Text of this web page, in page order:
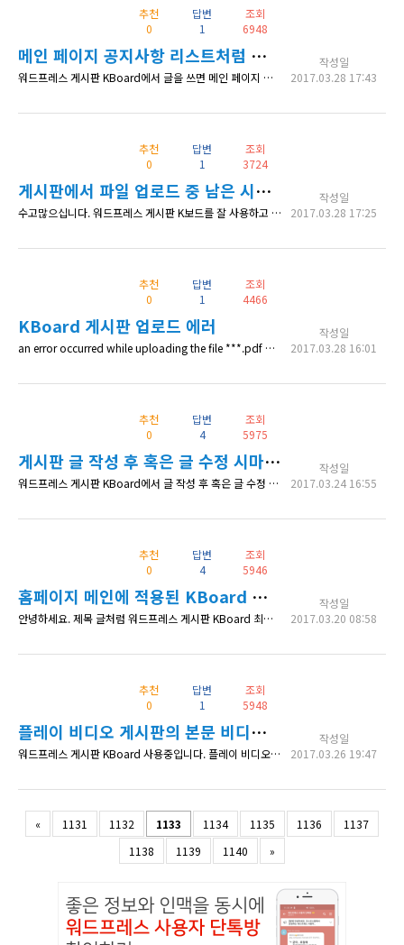
추천
0
답변
1
조회
6948
메인 페이지 공지사항 리스트처럼 보이게 할 수 있는 방법 알려주세요
워드프레스 게시판 KBoard에서 글을 쓰면 메인 페이지 보면 새소식, 뉴스 등으로 해서 -------------------------------- 17-02-28 뉴스소식 1.... 17-02-01 새로운제품 소식... 17-01-20 새로운제품 소식 2... -------------------------------- 으로 보일 수 있게 하려고 하는데요... 메인화면에 보일 수 있나요?ㅠㅠ 도움 부탁드리겠습니다
작성일
2017.03.28 17:43
추천
0
답변
1
조회
3724
게시판에서 파일 업로드 중 남은 시간 구현
수고많으십니다. 워드프레스 게시판 K보드를 잘 사용하고 있습니다. PC와 모바일에서 회원이 파일 업로드가 많은 편인데, 파일 업로드할 때 '남은 시간' 이런 것을 구현할 수 없을까요? 그래프나 그런 복잡한 것이 아니라, 그냥 단순하게 업로드 완료까지 몇 초 남았다. 이 정도만 나와도 될 것 같습니다. 감사합니다. 앞으로도 잘 사용하겠습니다.
작성일
2017.03.28 17:25
추천
0
답변
1
조회
4466
KBoard 게시판 업로드 에러
an error occurred while uploading the file ***.pdf 라는 문구로 에러가 발생하면서 파일업로드가 되지 않습니다. 첨부파일 사용하지 않으면 글은 업로드가 되구요. 원인을 알 수 있을까요?
작성일
2017.03.28 16:01
추천
0
답변
4
조회
5975
게시판 글 작성 후 혹은 글 수정 시마다 오류
워드프레스 게시판 KBoard에서 글 작성 후 혹은 글 수정 시마다 크롬에서는 405 에러가, 익스플로어에서는 "웹 사이트에서 페이지를 표시할 수 없습니다." 라는 문제가 나오는 것은 왜 그런 건가요?
작성일
2017.03.24 16:55
추천
0
답변
4
조회
5946
홈페이지 메인에 적용된 KBoard 최신글 밑줄을 없애고 싶습니다.
안녕하세요. 제목 글처럼 워드프레스 게시판 KBoard 최신글 밑줄을 없애고 싶습니다. 테마의 style.css 시트에도, KBoard의 커스텀 css 에도 #kboard-default-latest table, #kboard-default-latest table td { border: 0 !important; } 를 입력하여 보았지만 적용이 되질 않습니다. 도와 주십시오. 저희 사이트는 http://www.dong
작성일
2017.03.20 08:58
추천
0
답변
1
조회
5948
플레이 비디오 게시판의 본문 비디오 크기 조절 문의
워드프레스 게시판 KBoard 사용중입니다. 플레이 비디오 스킨의 본문 비디오 크기 조절 문의드립니다. 사이즈를 조절할 방법이 있는지 확인 부탁드립니다. URL : http://freerole.net/freeroletv/?uid=6&mod=document&pageid=1#kboard-document
작성일
2017.03.26 19:47
« 1131 1132 1133 1134 1135 1136
1137
1138
1139 1140 »